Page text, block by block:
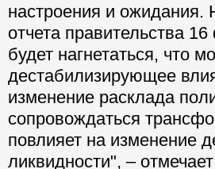
настроения и ожидания.
отчета правительства
будет нагнетаться, что
дестабилизирующее
изменение расклада
сопровождаться
повлияет на изменение
ликвидности", –